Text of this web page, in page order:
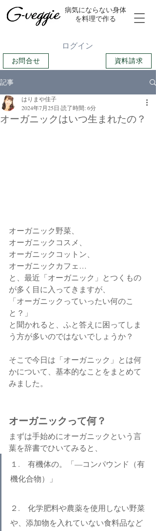
​病気にならない身体
を料理で作る
お問合せ
ログイン
資料請求
記事
オーガニックはいつ生まれたの？
はりまや佳子
2024年7月25日 読了時間: 6分
オーガニック野菜、
オーガニックコスメ、
オーガニックコットン、
オーガニックカフェ…
と、最近「オーガニック」とつくもの
が多く目に入ってきますが、
「オーガニックっていったい何のこ
と？」
と聞かれると、ふと答えに困ってしま
う方が多いのではないでしょうか？
そこで今日は「オーガニック」とは何
かについて、基本的なことをまとめて
みました。
オーガニックって何？
まずは手始めにオーガニックという言
葉を辞書でひいてみると、
１.　有機体の。「―コンパウンド（有
機化合物）」
２.　化学肥料や農薬を使用しない野菜
や、添加物を入れていない食料品など